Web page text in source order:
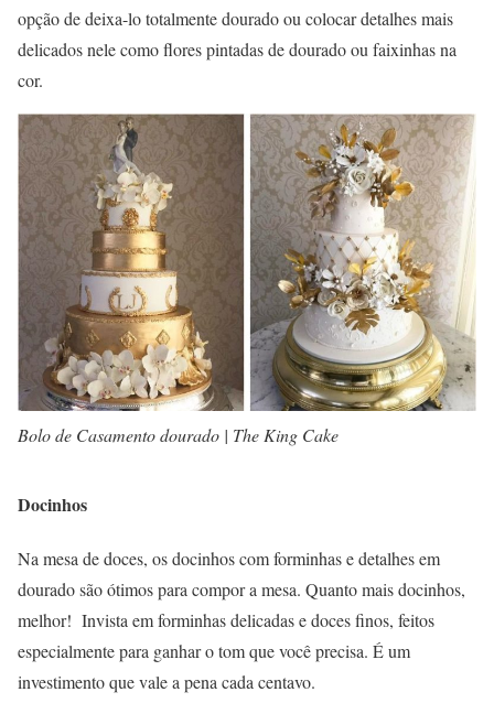
opção de deixa-lo totalmente dourado ou colocar detalhes mais
delicados nele como flores pintadas de dourado ou faixinhas na
cor.
Bolo de Casamento dourado | The King Cake
Docinhos
Na mesa de doces, os docinhos com forminhas e detalhes em
dourado são ótimos para compor a mesa. Quanto mais docinhos,
melhor! Invista em forminhas delicadas e doces finos, feitos
especialmente para ganhar o tom que você precisa. É um
investimento que vale a pena cada centavo.